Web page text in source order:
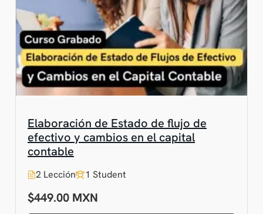
Elaboración de Estado de flujo de
efectivo y cambios en el capital
contable
2 Lección 1 Student
$449.00